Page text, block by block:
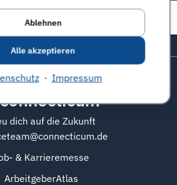
Ablehnen
Alle akzeptieren
· Impressum
zum Seitenanfang
dich auf die Zukunft
& Karrieremesse
ArbeitgeberAtlas